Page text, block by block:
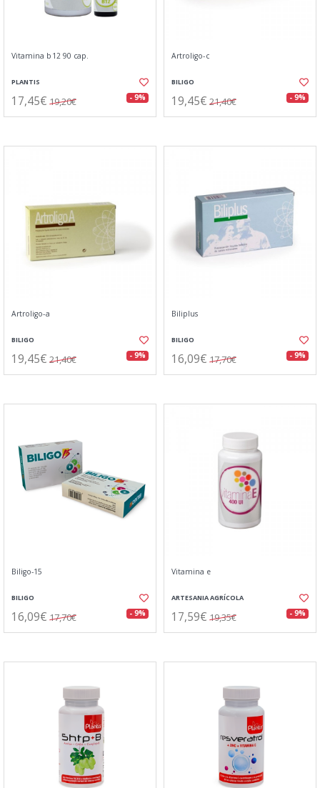
Vitamina b12 90 cap.
PLANTIS
17,45€ 19,20€ - 9%
Artroligo-c
BILIGO
19,45€ 21,40€ - 9%
Artroligo-a
BILIGO
19,45€ 21,40€ - 9%
Biliplus
BILIGO
16,09€ 17,70€ - 9%
Biligo-15
BILIGO
16,09€ 17,70€ - 9%
Vitamina e
ARTESANIA AGRÍCOLA
17,59€ 19,35€ - 9%